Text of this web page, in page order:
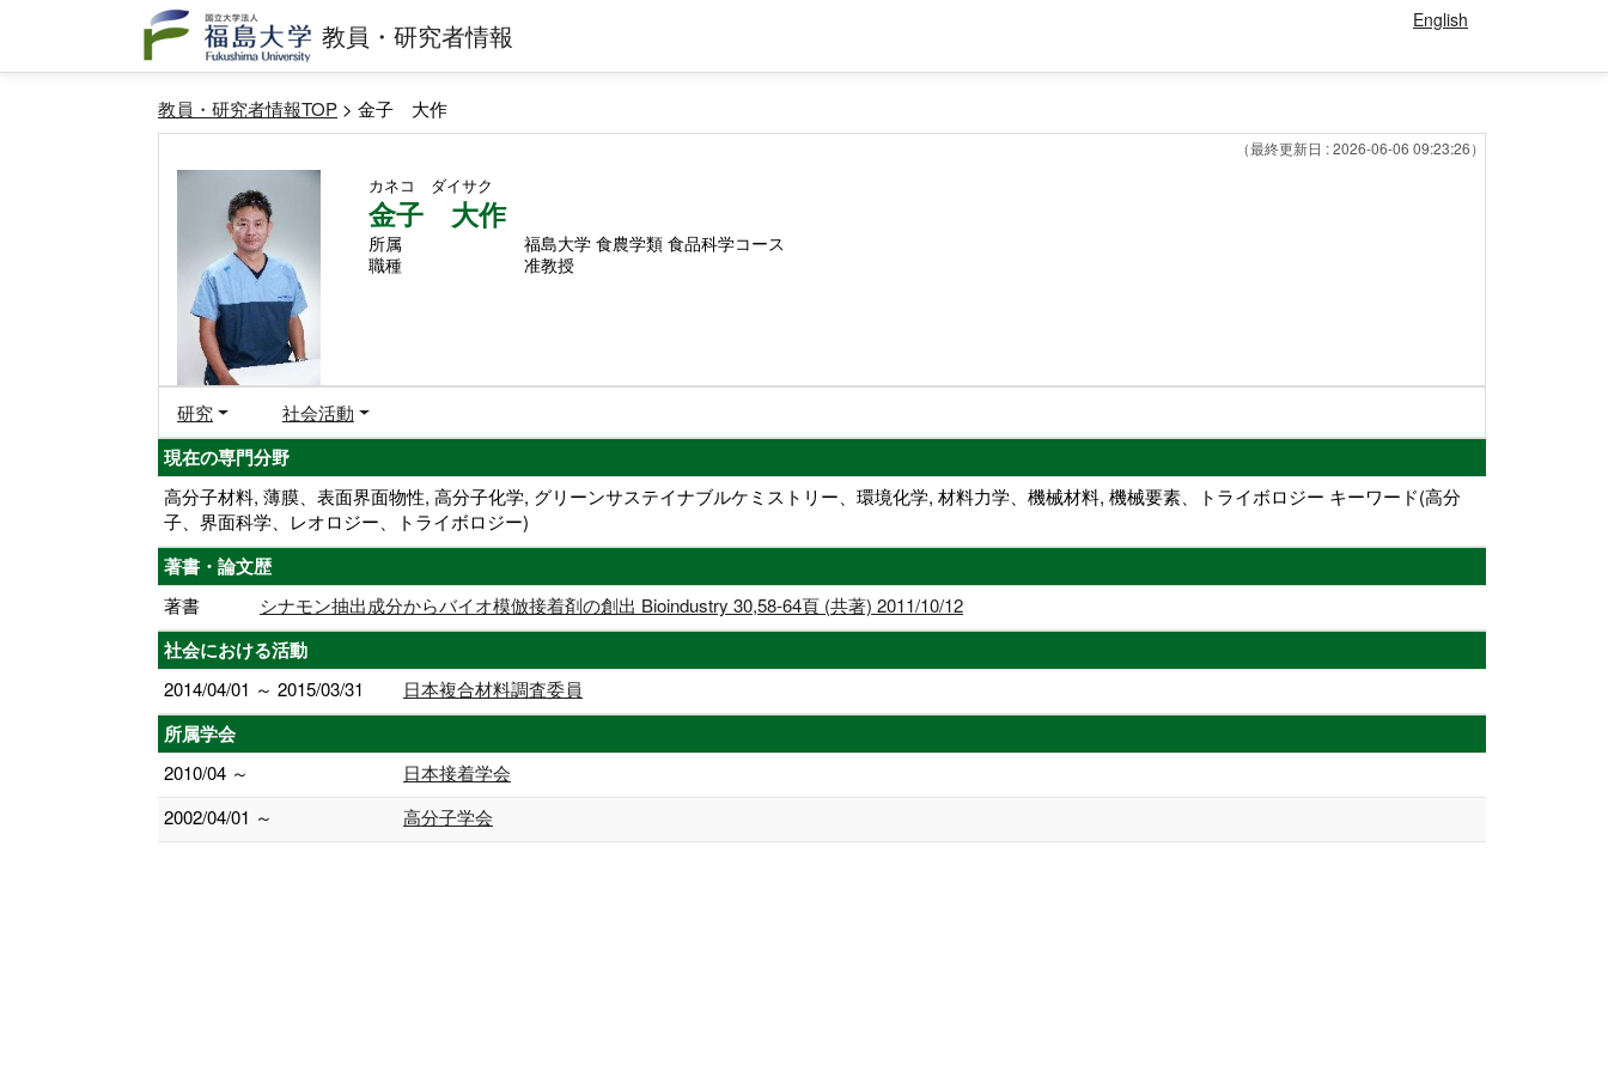
教員・研究者情報 English
教員・研究者情報TOP > 金子 大作
（最終更新日 : 2026-06-06 09:23:26）
カネコ ダイサク
金子 大作
所属
福島大学 食農学類 食品科学コース
職種
准教授
研究 社会活動
現在の専門分野
高分子材料, 薄膜、表面界面物性, 高分子化学, グリーンサステイナブルケミストリー、環境化学, 材料力学、機械材料, 機械要素、トライボロジー キーワード(高分
子、界面科学、レオロジー、トライボロジー)
著書・論文歴
著書 シナモン抽出成分からバイオ模倣接着剤の創出 Bioindustry 30,58-64頁 (共著) 2011/10/12
社会における活動
2014/04/01 ～ 2015/03/31 日本複合材料調査委員
所属学会
2010/04 ～
日本接着学会
2002/04/01 ～
高分子学会